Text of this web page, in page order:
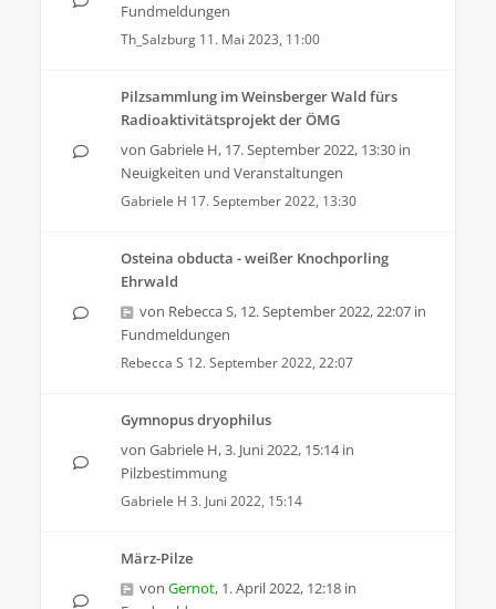
Fundmeldungen
Th_Salzburg 11. Mai 2023, 11:00
Pilzsammlung im Weinsberger Wald fürs
Radioaktivitätsprojekt der ÖMG
von Gabriele H, 17. September 2022, 13:30 in
Neuigkeiten und Veranstaltungen
Gabriele H 17. September 2022, 13:30
Osteina obducta - weißer Knochporling
Ehrwald
von Rebecca S, 12. September 2022, 22:07 in
Fundmeldungen
Rebecca S 12. September 2022, 22:07
Gymnopus dryophilus
von Gabriele H,3. Juni 2022, 15:14in
Pilzbestimmung
Gabriele H 3. Juni 2022, 15:14
März-Pilze
von Gernot, 1. April 2022, 12:18 in